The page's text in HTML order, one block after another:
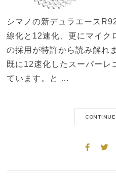
シマノの新デュラエース
線化と12速化、更にマイク
の採用が特許から読み解れ
既に12速化したスーパーレ
ています。と …
CONTINUE